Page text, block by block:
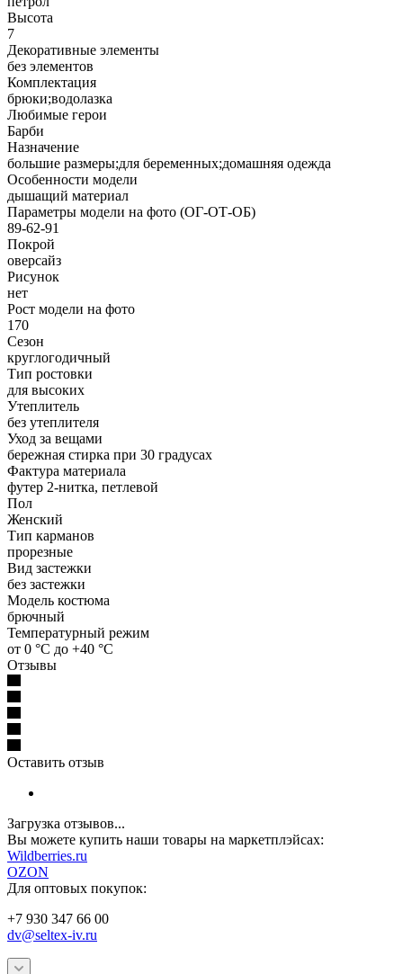
Высота
7
Декоративные элементы
без элементов
Комплектация
брюки;водолазка
Любимые герои
Барби
Назначение
большие размеры;для беременных;домашняя одежда
Особенности модели
дышащий материал
Параметры модели на фото (ОГ-ОТ-ОБ)
89-62-91
Покрой
оверсайз
Рисунок
нет
Рост модели на фото
170
Сезон
круглогодичный
Тип ростовки
для высоких
Утеплитель
без утеплителя
Уход за вещами
бережная стирка при 30 градусах
Фактура материала
футер 2-нитка, петлевой
Пол
Женский
Тип карманов
прорезные
Вид застежки
без застежки
Модель костюма
брючный
Температурный режим
от 0 °C до +40 °C
Отзывы
Оставить отзыв
Загрузка отзывов...
Вы можете купить наши товары на маркетплэйсах:
Wildberries.ru
OZON
Для оптовых покупок:
+7 930 347 66 00
dv@seltex-iv.ru